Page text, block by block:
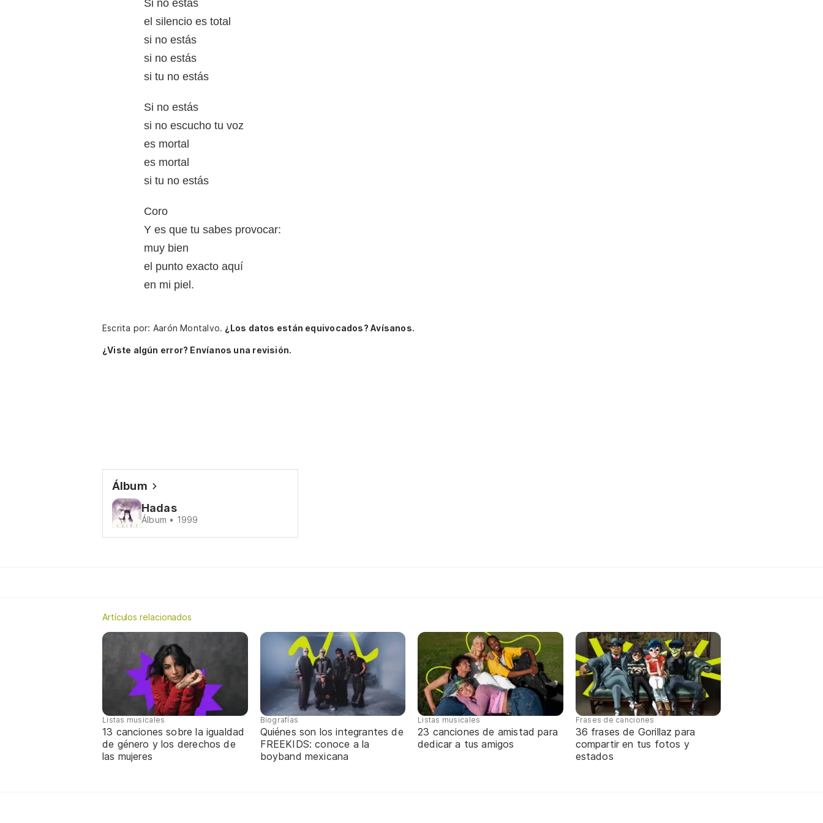
Si no estás
el silencio es total
si no estás
si no estás
si tu no estás
Si no estás
si no escucho tu voz
es mortal
es mortal
si tu no estás
Coro
Y es que tu sabes provocar:
muy bien
el punto exacto aquí
en mi piel.
Escrita por: Aarón Montalvo. ¿Los datos están equivocados? Avísanos.
¿Viste algún error? Envíanos una revisión.
Álbum
Hadas
Álbum • 1999
Artículos relacionados
Listas musicales
13 canciones sobre la igualdad
de género y los derechos de
las mujeres
Biografías
Quiénes son los integrantes de
FREEKIDS: conoce a la
boyband mexicana
Listas musicales
23 canciones de amistad para
dedicar a tus amigos
Frases de canciones
36 frases de Gorillaz para
compartir en tus fotos y
estados